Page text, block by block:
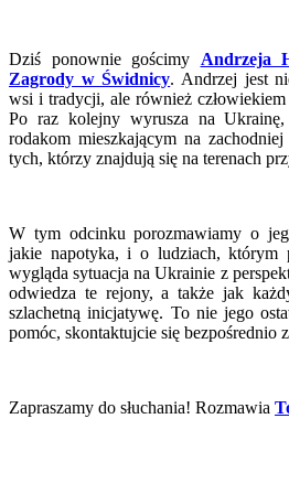
Dziś ponownie gościmy Andrzeja
Zagrody w Świdnicy. Andrzej jest
wsi i tradycji, ale również
Po raz kolejny wyrusza na
rodakom mieszkającym na
tych, którzy znajdują się na terenach
W tym odcinku porozmawiamy o
jakie napotyka, i o ludziach, którym
wygląda sytuacja na Ukrainie z
odwiedza te rejony, a także jak
szlachetną inicjatywę. To nie jego
pomóc, skontaktujcie się bezpośrednio
Zapraszamy do słuchania! Rozmawia